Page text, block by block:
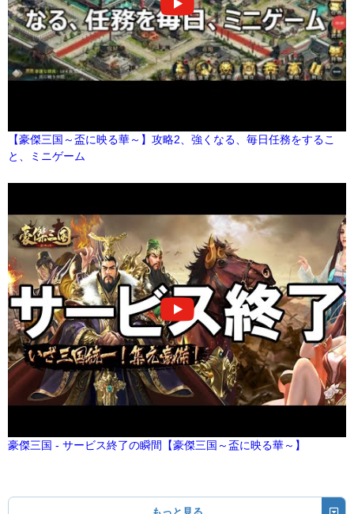
【豪傑三国～盃に映る華～】攻略2、強くなる、毎日任務をするこ
と、ミニゲーム
豪傑三国 - サービス終了の瞬間【豪傑三国～盃に映る華～】